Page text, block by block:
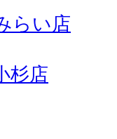
らい店
杉店